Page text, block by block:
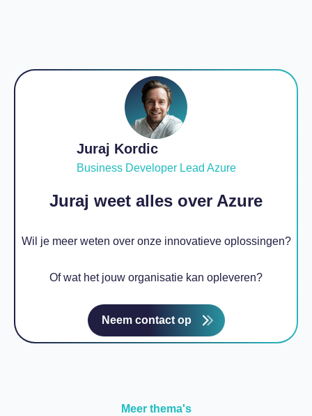
Juraj Kordic
Business Developer Lead Azure
Juraj weet alles over Azure
Wil je meer weten over onze innovatieve oplossingen?
Of wat het jouw organisatie kan opleveren?
Neem contact op
Meer thema's